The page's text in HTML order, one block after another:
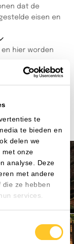
te
te bieden en
delen we
met onze
analyse. Deze
met andere
ze hebben
services.
dat de
eisen en
hier worden
Onze
om de